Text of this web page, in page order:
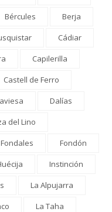
Bércules
Berja
Cádiar
Capilerilla
Castell de Ferro
Dalías
del Lino
Fondales
Fondón
Instinción
La Alpujarra
La Taha